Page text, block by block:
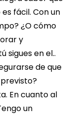
fácil. Con un
¿O cómo
y
sigues en el..
de que
En cuanto al
un